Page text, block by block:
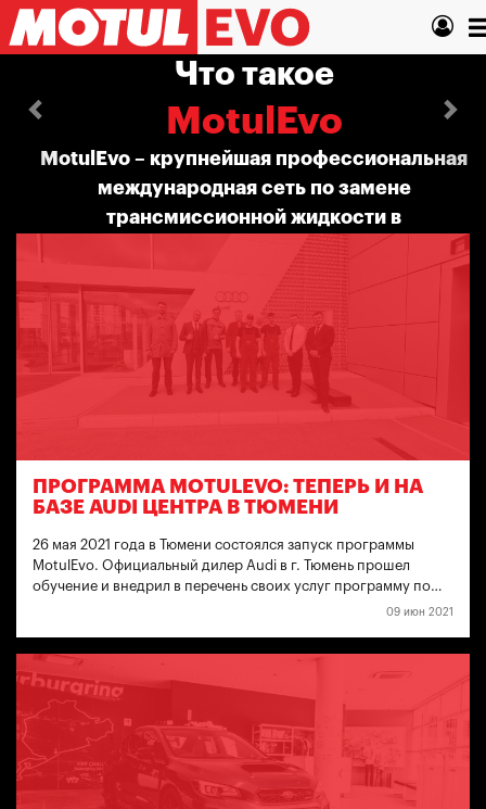
Перейти
основному
Что такое
MotulEvo
MotulEvo – крупнейшая профессиональная
международная сеть по замене
трансмиссионной жидкости в автоматических
трансмиссиях.
Назад
ПРОГРАММА MOTULEVO: ТЕПЕРЬ И НА
БАЗЕ AUDI ЦЕНТРА В ТЮМЕНИ
26 мая 2021 года в Тюмени состоялся запуск программы
MotulEvo. Официальный дилер Audi в г. Тюмень прошел
обучение и внедрил в перечень своих услуг программу по…
09 июн 2021